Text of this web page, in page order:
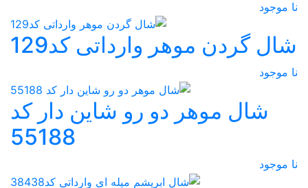
نا موجود
شال گردن موهر وارداتی کد129
نا موجود
شال موهر دو رو شاین دار کد
55188
نا موجود